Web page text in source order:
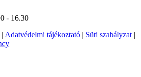
- 16.30
Adatvédelmi tájékoztató | Süti szabályzat |